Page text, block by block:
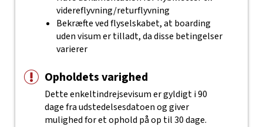
videreflyvning/returflyvning
Bekræfte ved flyselskabet, at boarding
uden visum er tilladt, da disse betingelser
varierer
Opholdets varighed
Dette enkeltindrejsevisum er gyldigt i 90
dage fra udstedelsesdatoen og giver
mulighed for et ophold på op til 30 dage.